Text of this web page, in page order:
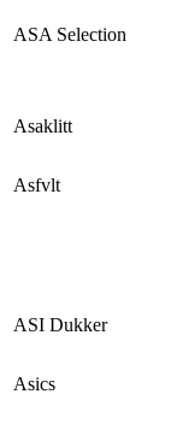
ASA Selection
Asaklitt
Asfvlt
ASI Dukker
Asics